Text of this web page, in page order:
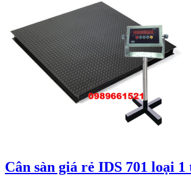
Cân sàn giá rẻ IDS 701 loại 1